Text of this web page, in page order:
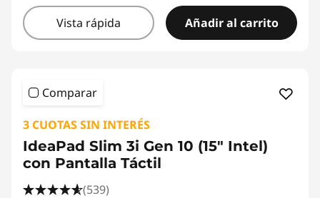
Vista rápida Añadir al carrito
Comparar
3 CUOTAS SIN INTERÉS
IdeaPad Slim 3i Gen 10 (15" Intel)
con Pantalla Táctil
(539)